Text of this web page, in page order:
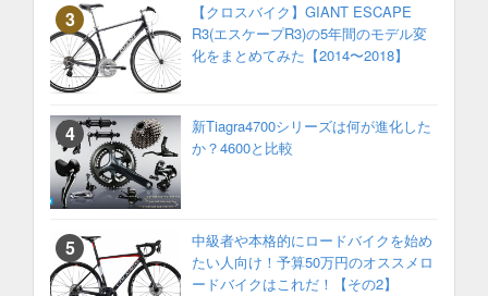
【クロスバイク】GIANT ESCAPE
R3(エスケープR3)の5年間のモデル変
化をまとめてみた【2014〜2018】
新Tiagra4700シリーズは何が進化した
か？4600と比較
中級者や本格的にロードバイクを始め
たい人向け！予算50万円のオススメロ
ードバイクはこれだ！【その2】